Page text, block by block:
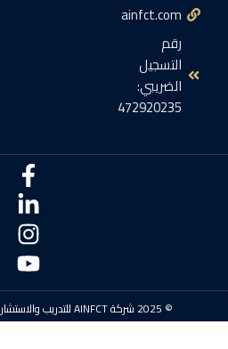
ainfct.com
رقم
التسجيل
الضريبي:
472920235
© 2025 شركة AINFCT للتدريب والاستشارات. جميع الحقوق محفوظة.